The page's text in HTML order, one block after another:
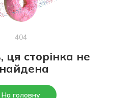
404
сторінка не
На головну